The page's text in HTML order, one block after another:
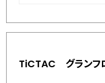
TiCTAC グランフ